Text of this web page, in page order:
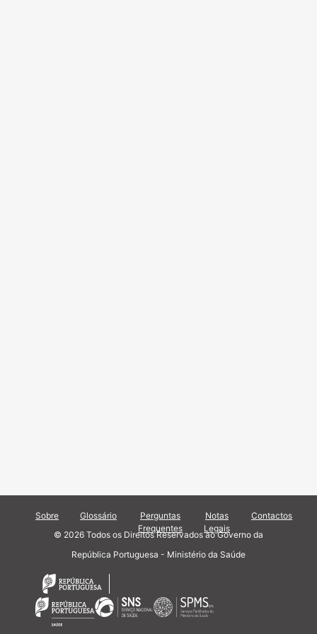
Sobre Glossário
Perguntas
Frequentes
Notas
Legais
Contactos
© 2026 Todos os Direitos Reservados ao Governo da
República Portuguesa - Ministério da Saúde